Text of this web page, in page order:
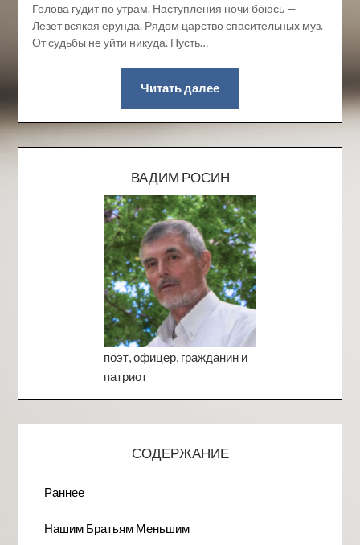
Голова гудит по утрам. Наступления ночи боюсь —
Лезет всякая ерунда. Рядом царство спасительных муз.
От судьбы не уйти никуда. Пусть…
Читать далее
ВАДИМ РОСИН
поэт, офицер, гражданин и
патриот
СОДЕРЖАНИЕ
Раннее
Нашим Братьям Меньшим